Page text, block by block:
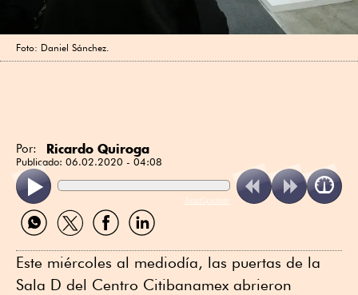
Foto: Daniel Sánchez.
Por: Ricardo Quiroga
Publicado: 06.02.2020 - 04:08
ReadSpeaker
Compartir
por
Compartir
por
Compartir
por
Compartir
por
Este miércoles al mediodía, las puertas de la
Sala D del Centro Citibanamex abrieron